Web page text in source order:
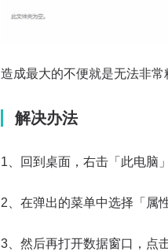
造成最大的不便就是无法非常
解决办法
1、回到桌面，右击「此电脑」
2、在弹出的菜单中选择「属
3、然后再打开数据窗口，点